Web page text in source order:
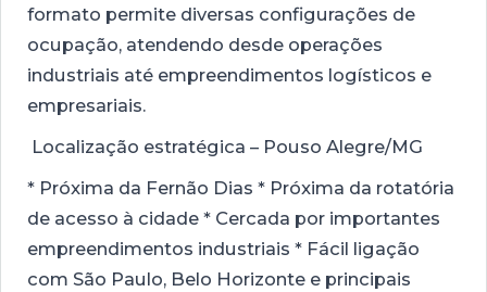
formato permite diversas configurações de
ocupação, atendendo desde operações
industriais até empreendimentos logísticos e
empresariais.
Localização estratégica – Pouso Alegre/MG
* Próxima da Fernão Dias * Próxima da rotatória
de acesso à cidade * Cercada por importantes
empreendimentos industriais * Fácil ligação
com São Paulo, Belo Horizonte e principais